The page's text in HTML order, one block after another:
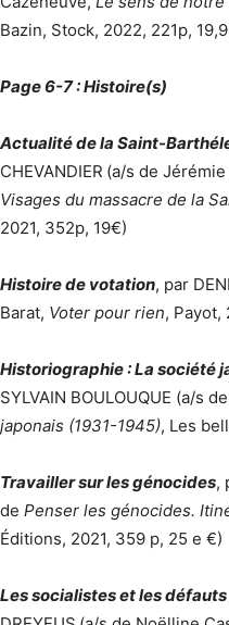
Bazin, Stock, 2022, 221p,
Page 6-7 : Histoire(s)
Actualité de la Saint-
CHEVANDIER (a/s de Jérémie
Visages du massacre de la
2021, 352p, 19€)
Histoire de votation, par
Barat, Voter pour rien, Payot,
Historiographie : La société
SYLVAIN BOULOUQUE (a/s
japonais (1931-1945), Les
Travailler sur les génocides,
de Penser les génocides.
Éditions, 2021, 359 p, 25 e €)
Les socialistes et les